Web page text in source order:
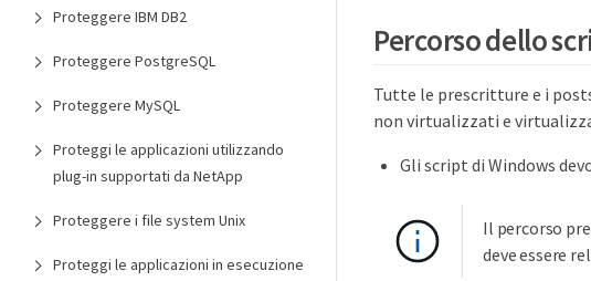
Proteggere IBM DB2
Proteggere PostgreSQL
Proteggere MySQL
Proteggi le applicazioni utilizzando
plug-in supportati da NetApp
Proteggere i file system Unix
Proteggi le applicazioni in esecuzione
Percorso dello
Tutte le prescritture e i
non virtualizzati e
Gli script di Windows
Il percorso
deve essere